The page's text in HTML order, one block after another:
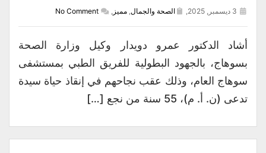
الصحة والجمال مميز No Comment
أشاد الدكتور عمرو دويدار وكيل وزارة الصحة
بسوهاج، بالجهود البطولية للفريق الطبي بمستشفى
سوهاج العام، وذلك عقب نجاحهم في إنقاذ حياة سيدة
تدعى (ن. أ. م)، 55 سنة من نجع […]